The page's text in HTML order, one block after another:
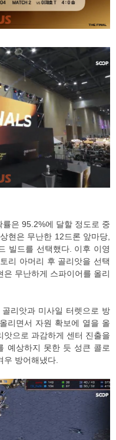
은 95.2%에 달할 정도로 중
현은 무난한 12드론 앞마당,
빌드를 선택했다. 이후 이영
리 아머리 후 골리앗을 선택
무난하게 스파이어를 올리
리앗과 미사일 터렛으로 방
리면서 자원 확보에 열을 올
앗으로 과감하게 센터 진출을
예상하지 못한 듯 성큰 콜로
방어해냈다.